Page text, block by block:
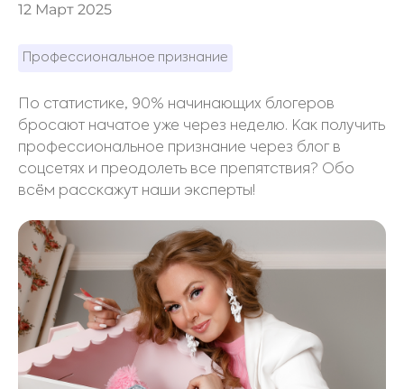
12 Март 2025
Профессиональное признание
По статистике, 90% начинающих блогеров
бросают начатое уже через неделю. Как получить
профессиональное признание через блог в
соцсетях и преодолеть все препятствия? Обо
всём расскажут наши эксперты!